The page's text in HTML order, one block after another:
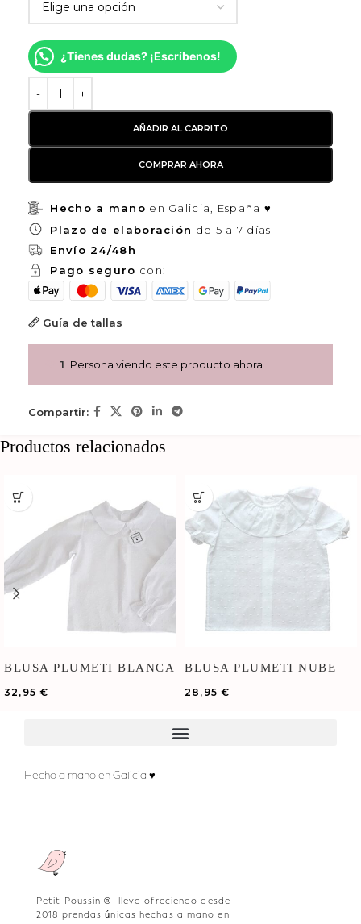
¿Tienes dudas? ¡Escríbenos!
AÑADIR AL CARRITO
COMPRAR AHORA
Hecho a mano en Galicia, España ♥
Plazo de elaboración de 5 a 7 días
Envío 24/48h
Pago seguro con:
Guía de tallas
1 Persona viendo este producto ahora
Compartir:
Productos relacionados
BLUSA PLUMETI BLANCA
32,95€
BLUSA PLUMETI NUBE
28,95€
Hecho a mano en Galicia ♥
Petit Poussin ® lleva ofreciendo desde
2018 prendas únicas hechas a mano en